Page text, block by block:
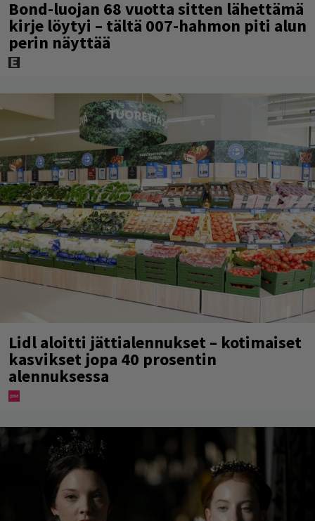
Bond-luojan 68 vuotta sitten lähettämä
kirje löytyi – tältä 007-hahmon piti alun
perin näyttää
Lidl aloitti jättialennukset – kotimaiset
kasvikset jopa 40 prosentin
alennuksessa